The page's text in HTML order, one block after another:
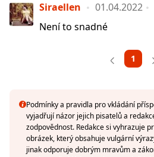
Siraellen 01.04.2022
Není to snadné
1
Podmínky a pravidla pro vkládání
vyjadřují názor jejich pisatelů a
zodpovědnost. Redakce si vyhrazuje
obrázek, který obsahuje vulgární
jinak odporuje dobrým mravům a